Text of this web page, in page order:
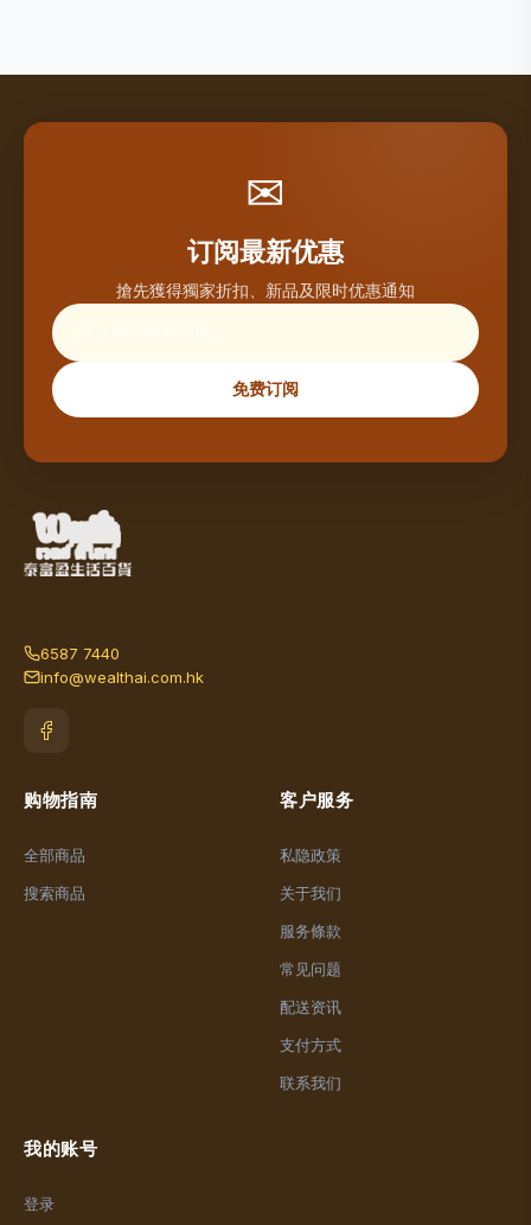
✉
订阅最新优惠
搶先獲得獨家折扣、新品及限时优惠通知
免费订阅
6587 7440
info@wealthai.com.hk
购物指南
全部商品
搜索商品
客户服务
私隐政策
关于我们
服务條款
常见问题
配送资讯
支付方式
联系我们
我的账号
登录